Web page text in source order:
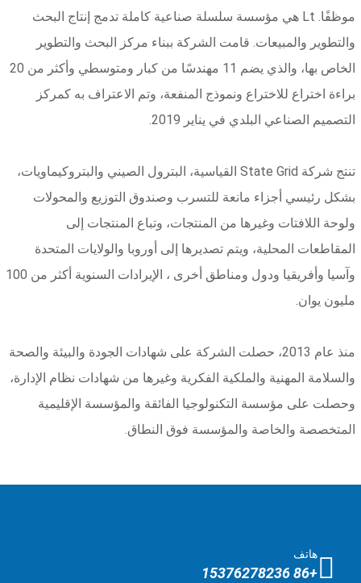
موظفًا. Lt هي مؤسسة سلسلة صناعية كاملة تدمج إنتاج البحث
والتطوير والمبيعات. قامت الشركة ببناء مركز البحث والتطوير
الخاص بها، والذي يضم 11 مهندسًا من كبار ومتوسطي وأكثر من 20
براءة اختراع للاختراع ونموذج المنفعة، وتم الاعتراف به كمركز
التصميم الصناعي البلدي في يناير 2019.
تنتج شركة State Grid القياسية، البترول الصيني والبتروكيماويات،
بشكل رئيسي أجزاء مانعة للتسرب وصندوق التوزيع والمحولات
ولوحة اللافتات وغيرها من المنتجات، وتباع المنتجات إلى
المقاطعات المحلية، ويتم تصديرها إلى أوروبا والولايات المتحدة
وآسيا وأفريقيا ودول ومناطق أخرى ، الإيرادات السنوية أكثر من 100
مليون يوان.
منذ عام 2013، حصلت الشركة على شهادات الجودة والبيئة والصحة
والسلامة المهنية والملكية الفكرية وغيرها من شهادات نظام الإدارة،
وحصلت على مؤسسة التكنولوجيا الفائقة والمؤسسة الإقليمية
المتخصصة والخاصة والمؤسسة فوق النطاق.
هاتف
+86 15376278236